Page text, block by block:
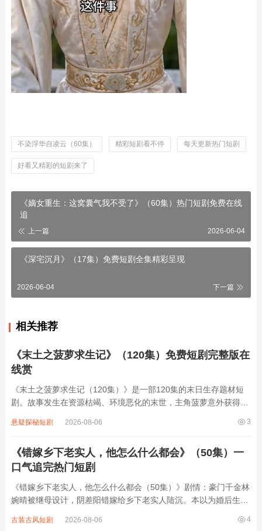
不染浮华自凌云（60集） 精彩短剧看不停 每天更新热门短剧
好看又精彩的短剧来了
《嫡女重生：这窝囊气我不受了》（60集）热门短剧免费在线
追
上一篇 2026-06-04
《深宅沉月》（17集）免费短剧全集精彩呈现
2026-06-04 下一篇
相关推荐
《末土之菠萝求生记》（120集）免费短剧完整版在
线赏
《末土之菠萝求生记（120集）》是一部120集的末日生存题材短
剧。故事发生在资源枯竭、环境恶化的末世，主角菠萝意外获得神
作物、寻找水源，与变异生物和贪婪掠夺者展开激烈对抗。过程
3
悬疑探秘短剧 2026-08-06
《错嫁乡下老实人，他怎么什么都会》（50集）一
口气追完热门短剧
《错嫁乡下老实人，他怎么什么都会（50集）》剧情：豪门千金林
婉晴被继母设计，阴差阳错嫁给乡下老实人陆沉。本以为婚后生活
轻松解决各种棘手难题。在相处中，林婉晴逐渐发现陆沉的闪光
4
古装古风短剧 2026-08-06